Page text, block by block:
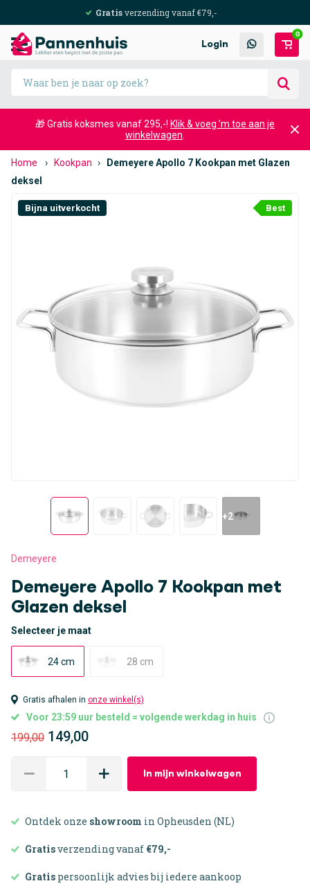
Gratisverzending vanaf €79,-
Login
0
🎁 Gratis koksmes vanaf 295,-! Klik & voeg ’m toe aan je
winkelwagen
Home › Kookpan ›
Demeyere Apollo 7 Kookpan met Glazen
deksel
+2
Bijna uitverkocht Best
Demeyere
Demeyere Apollo 7 Kookpan met
Glazen deksel
Selecteer je maat
24 cm 28 cm
Gratis afhalen in onze winkel(s)
Voor 23:59 uur besteld = volgende werkdag in huis
199,00 149,00
In mijn winkelwagen
Ontdek onze showroom in Opheusden (NL)
Gratisverzending vanaf €79,-
Gratis persoonlijk advies bij iedere aankoop